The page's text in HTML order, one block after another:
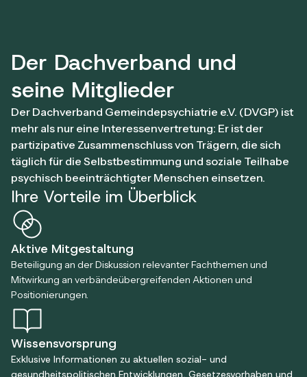
Der Dachverband und
seine Mitglieder
Der Dachverband Gemeindepsychiatrie e.V. (DVGP) ist
mehr als nur eine Interessenvertretung: Er ist der
partizipative Zusammenschluss von Trägern, die sich
täglich für die Selbstbestimmung und soziale Teilhabe
psychisch beeinträchtigter Menschen einsetzen.
Ihre Vorteile im Überblick
Aktive Mitgestaltung
Beteiligung an der Diskussion relevanter Fachthemen und
Mitwirkung an verbändeübergreifenden Aktionen und
Positionierungen.
Wissensvorsprung
Exklusive Informationen zu aktuellen sozial- und
gesundheitspolitischen Entwicklungen, Gesetzesvorhaben und